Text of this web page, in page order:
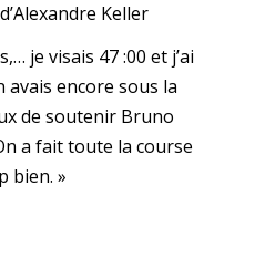
Keller
je visais 47 :00 et j’ai
avais encore sous la
de soutenir Bruno
a fait toute la course
bien. »